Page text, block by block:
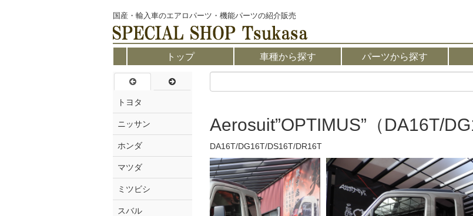
国産・輸入車のエアロパーツ・機能パーツの紹介販売
トップ 車種から探す パーツから探す
トヨタ
ニッサン
ホンダ
マツダ
ミツビシ
スバル
Aerosuit”OPTIMUS”（DA16T/
DA16T/DG16T/DS16T/DR16T